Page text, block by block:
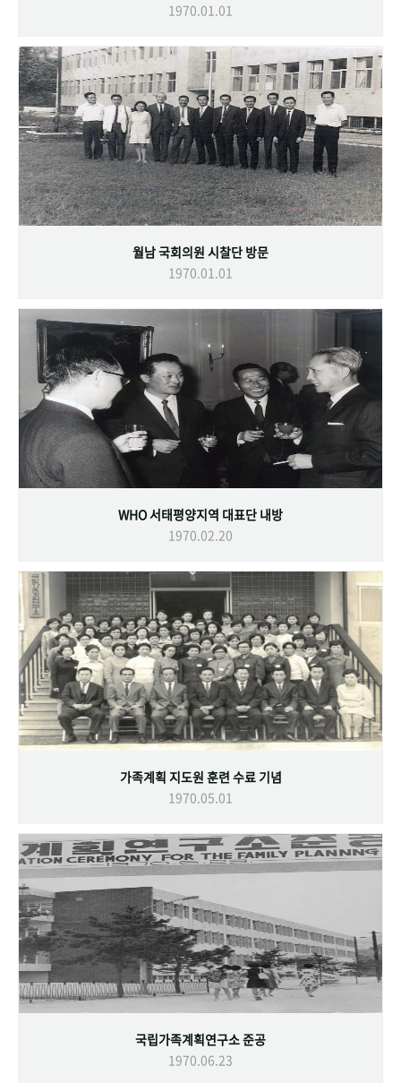
1970.01.01
월남 국회의원 시찰단 방문
1970.01.01
WHO 서태평양지역 대표단 내방
1970.02.20
가족계획 지도원 훈련 수료 기념
1970.05.01
국립가족계획연구소 준공
1970.06.23